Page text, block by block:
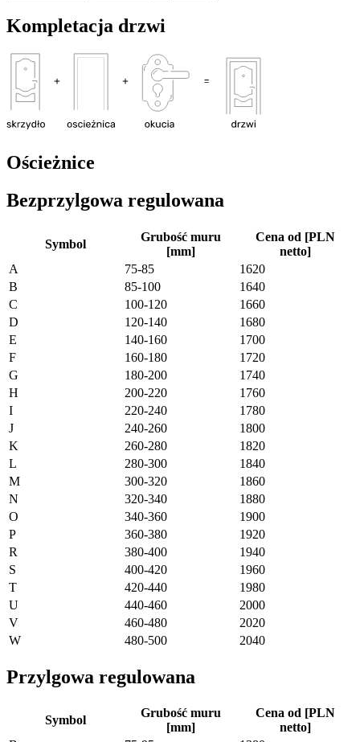
Kompletacja drzwi
Ościeżnice
Bezprzylgowa regulowana
Symbol
Grubość muru
[mm]
Cena od [PLN
netto]
A
75-85
1620
B
85-100
1640
C
100-120
1660
D
120-140
1680
E
140-160
1700
F
160-180
1720
G
180-200
1740
H
200-220
1760
I
220-240
1780
J
240-260
1800
K
260-280
1820
L
280-300
1840
M
300-320
1860
N
320-340
1880
O
340-360
1900
P
360-380
1920
R
380-400
1940
S
400-420
1960
T
420-440
1980
U
440-460
2000
V
460-480
2020
W
480-500 2040
Przylgowa regulowana
Symbol
Grubość muru
[mm]
Cena od [PLN
netto]